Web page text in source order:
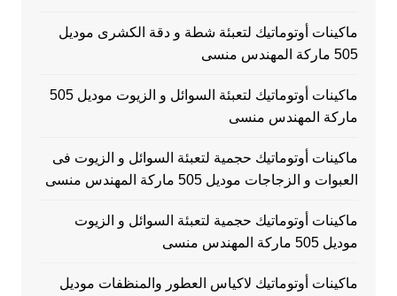
ماكينات أوتوماتيك لتعبئة شطة و دقة الكشرى موديل
505 ماركة المهندس منسى
ماكينات أوتوماتيك لتعبئة السوائل و الزيوت موديل 505
ماركة المهندس منسى
ماكينات أوتوماتيك حجمية لتعبئة السوائل و الزيوت فى
العبوات و الزجاجات موديل 505 ماركة المهندس منسى
ماكينات أوتوماتيك حجمية لتعبئة السوائل و الزيوت
موديل 505 ماركة المهندس منسى
ماكينات أوتوماتيك لاكياس العطور والمنظفات موديل